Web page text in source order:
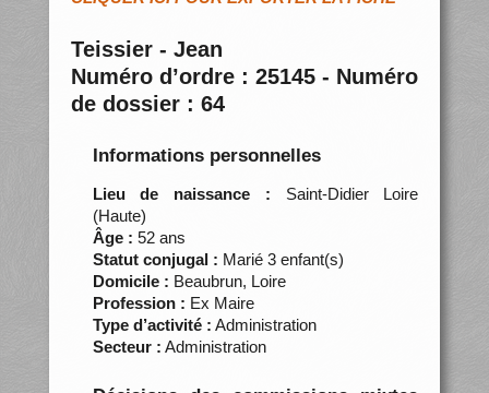
Teissier - Jean
Numéro d’ordre : 25145 - Numéro
de dossier : 64
Informations personnelles
Lieu de naissance : Saint-Didier Loire
(Haute)
Âge : 52 ans
Statut conjugal : Marié 3 enfant(s)
Domicile : Beaubrun, Loire
Profession : Ex Maire
Type d’activité : Administration
Secteur : Administration